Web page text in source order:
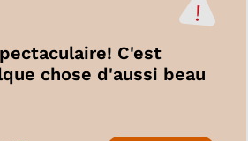
C'est
chose d'aussi beau